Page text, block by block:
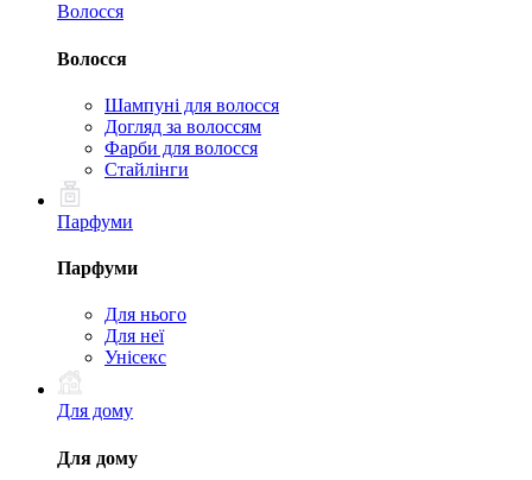
Волосся
Волосся
Шампуні для волосся
Догляд за волоссям
Фарби для волосся
Стайлінги
Парфуми
Парфуми
Для нього
Для неї
Унісекс
Для дому
Для дому